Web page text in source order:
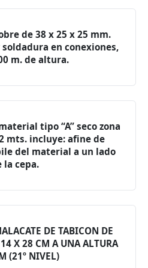
de 38 x 25 x 25 mm.
en conexiones,
m. de altura.
tipo “A” seco zona
mts. incluye: afine de
del material a un lado
la cepa.
DE TABICON DE
X 28 CM A UNA ALTURA
(21º NIVEL)